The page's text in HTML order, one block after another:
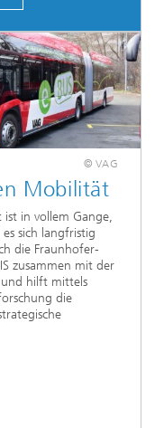
© VAG
Mobilität
in vollem Gange,
sich langfristig
die Fraunhofer-
zusammen mit der
hilft mittels
die